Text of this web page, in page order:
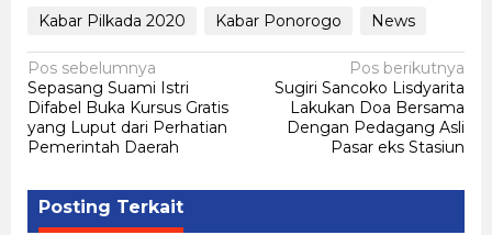
Kabar Pilkada 2020 Kabar Ponorogo News
Navigasi
pos
Pos sebelumnya
Sepasang Suami Istri
Difabel Buka Kursus Gratis
yang Luput dari Perhatian
Pemerintah Daerah
Pos berikutnya
Sugiri Sancoko Lisdyarita
Lakukan Doa Bersama
Dengan Pedagang Asli
Pasar eks Stasiun
Posting Terkait